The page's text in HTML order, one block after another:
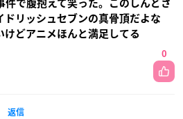
件で腹抱えて笑った。このしんどさ
ドリッシュセブンの真骨頂だよな
けどアニメほんと満足してる
0
返信